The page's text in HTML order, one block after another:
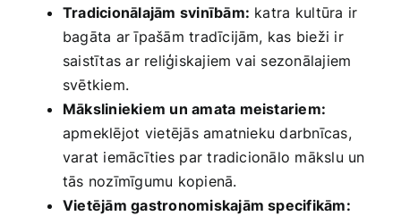
Tradicionālajām svinībām: katra ⁤kultūra ir⁤
bagāta ar īpašām tradīcijām, kas bieži ir
saistītas ar reliģiskajiem vai‌ sezonālajiem
svētkiem.
Māksliniekiem un amata meistariem:
apmeklējot⁤ vietējās amatnieku​ darbnīcas,
varat iemācīties⁤ par tradicionālo ‌mākslu un
tās nozīmīgumu kopienā.
Vietējām gastronomiskajām specifikām: